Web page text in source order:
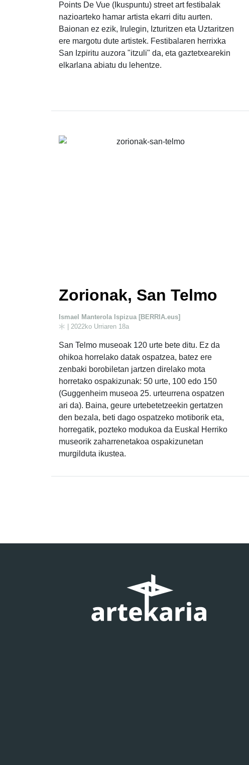
Points De Vue (Ikuspuntu) street art festibalak
nazioarteko hamar artista ekarri ditu aurten.
Baionan ez ezik, Irulegin, Izturitzen eta Uztaritzen
ere margotu dute artistek. Festibalaren herrixka
San Izpiritu auzora "itzuli" da, eta gaztetxearekin
elkarlana abiatu du lehentze.
Zorionak, San Telmo
Ismael Manterola Ispizua [BERRIA.eus]
| 2022ko Urriaren 18a
San Telmo museoak 120 urte bete ditu. Ez da
ohikoa horrelako datak ospatzea, batez ere
zenbaki borobiletan jartzen direlako mota
horretako ospakizunak: 50 urte, 100 edo 150
(Guggenheim museoa 25. urteurrena ospatzen
ari da). Baina, geure urtebetetzeekin gertatzen
den bezala, beti dago ospatzeko motiborik eta,
horregatik, pozteko modukoa da Euskal Herriko
museorik zaharrenetakoa ospakizunetan
murgilduta ikustea.